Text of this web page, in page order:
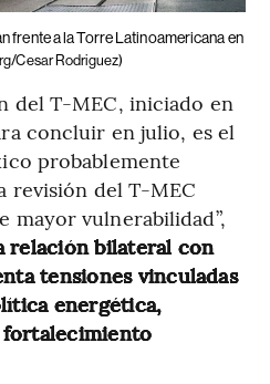
frente a la Torre Latinoamericana en
Cesar Rodriguez)
del T-MEC, iniciado en
concluir en julio, es el
probablemente
revisión del T-MEC
mayor vulnerabilidad”,
relación bilateral con
tensiones vinculadas
energética,